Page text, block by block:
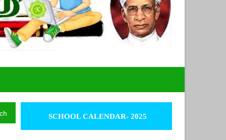
SCHOOL CALENDAR- 2025